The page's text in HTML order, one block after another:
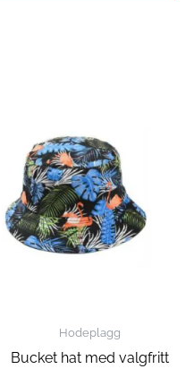
Hodeplagg
Bucket hat med valgfritt